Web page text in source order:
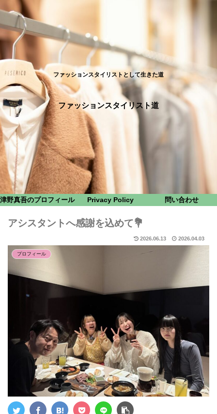
ファッションスタイリストとして生きた道
ファッションスタイリスト道
津野真吾のプロフィール Privacy Policy 問い合わせ
アシスタントへ感謝を込めて💐
2026.06.13 2026.04.03
プロフィール